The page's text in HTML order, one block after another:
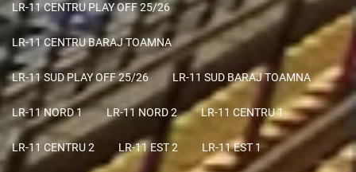
LR-11 CENTRU PLAY OFF 25/26
LR-11 CENTRU BARAJ TOAMNA
LR-11 SUD PLAY OFF 25/26 LR-11 SUD BARAJ TOAMNA
LR-11 NORD 1 LR-11 NORD 2 LR-11 CENTRU 1
LR-11 CENTRU 2 LR-11 EST 2 LR-11 EST 1